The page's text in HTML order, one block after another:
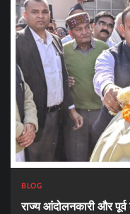
BLOG
राज्य आंदोलनकारी और